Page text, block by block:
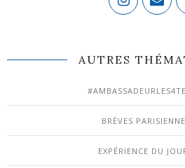
AUTRES
BRÈVES
EXPÉRIENCE DU